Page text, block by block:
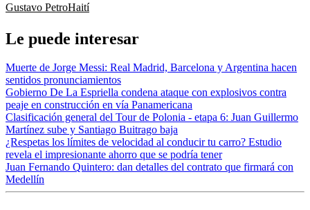
Gustavo PetroHaití
Le puede interesar
Muerte de Jorge Messi: Real Madrid, Barcelona y Argentina hacen
sentidos pronunciamientos
Gobierno De La Espriella condena ataque con explosivos contra
peaje en construcción en vía Panamericana
Clasificación general del Tour de Polonia - etapa 6: Juan Guillermo
Martínez sube y Santiago Buitrago baja
¿Respetas los límites de velocidad al conducir tu carro? Estudio
revela el impresionante ahorro que se podría tener
Juan Fernando Quintero: dan detalles del contrato que firmará con
Medellín